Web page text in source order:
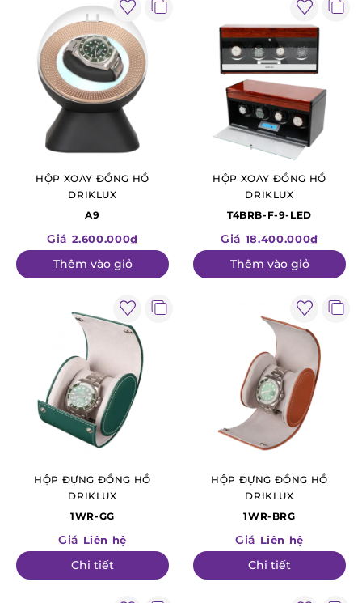
HỘP XOAY ĐỒNG HỒ
DRIKLUX
A9
Giá 2.600.000₫
Thêm vào giỏ
HỘP XOAY ĐỒNG HỒ
DRIKLUX
T4BRB-F-9-LED
Giá 18.400.000₫
Thêm vào giỏ
HỘP ĐỰNG ĐỒNG HỒ
DRIKLUX
1WR-GG
Giá Liên hệ
Chi tiết
HỘP ĐỰNG ĐỒNG HỒ
DRIKLUX
1WR-BRG
Giá Liên hệ
Chi tiết